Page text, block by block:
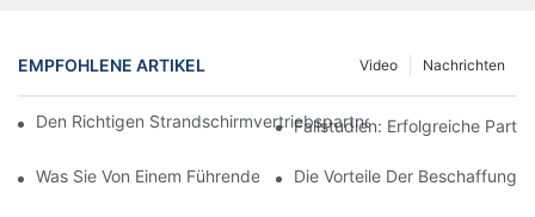
EMPFOHLENE ARTIKEL Nachrichten
Video
Den Richtigen Strandschirmvertriebspartner Für Ihre
Fallstudien: Erfolgreiche
Was Sie Von Einem Führenden Hersteller Von Outdoor-
Die Vorteile Der Beschaffung